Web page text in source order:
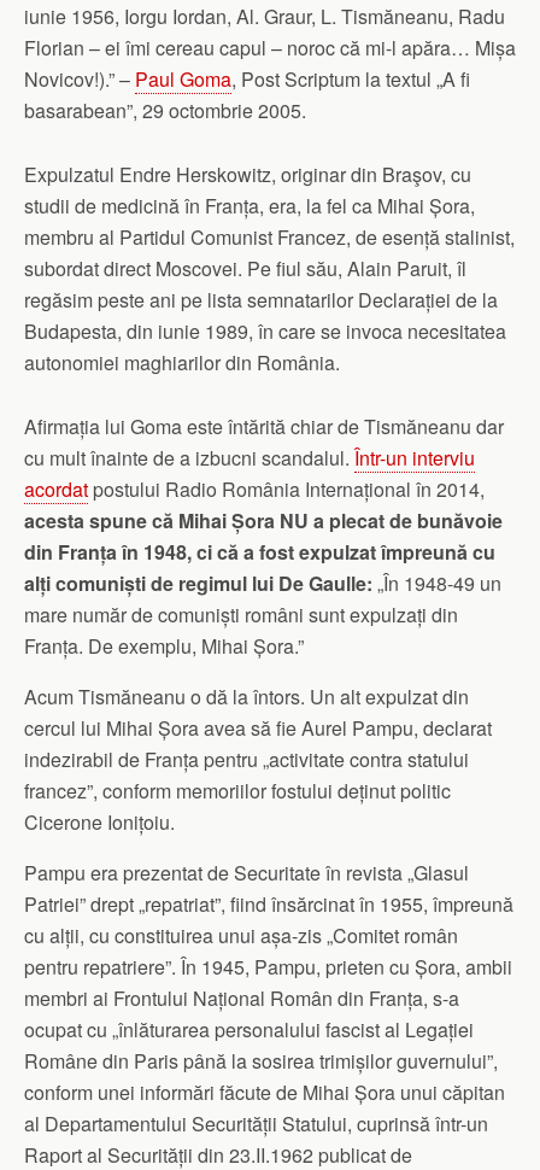
iunie 1956, Iorgu Iordan, Al. Graur, L. Tismăneanu, Radu
Florian – ei îmi cereau capul – noroc că mi-l apăra… Mișa
Novicov!).” – Paul Goma, Post Scriptum la textul „A fi
basarabean”, 29 octombrie 2005.
Expulzatul Endre Herskowitz, originar din Braşov, cu
studii de medicină în Franța, era, la fel ca Mihai Șora,
membru al Partidul Comunist Francez, de esență stalinist,
subordat direct Moscovei. Pe fiul său, Alain Paruit, îl
regăsim peste ani pe lista semnatarilor Declarației de la
Budapesta, din iunie 1989, în care se invoca necesitatea
autonomiei maghiarilor din România.
Afirmația lui Goma este întărită chiar de Tismăneanu dar
cu mult înainte de a izbucni scandalul. Într-un interviu
acordat postului Radio România Internațional în 2014,
acesta spune că Mihai Șora NU a plecat de bunăvoie
din Franța în 1948, ci că a fost expulzat împreună cu
alți comuniști de regimul lui De Gaulle: „În 1948-49 un
mare număr de comuniști români sunt expulzați din
Franța. De exemplu, Mihai Șora.”
Acum Tismăneanu o dă la întors. Un alt expulzat din
cercul lui Mihai Șora avea să fie Aurel Pampu, declarat
indezirabil de Franța pentru „activitate contra statului
francez”, conform memoriilor fostului deținut politic
Cicerone Ionițoiu.
Pampu era prezentat de Securitate în revista „Glasul
Patriei” drept „repatriat”, fiind însărcinat în 1955, împreună
cu alții, cu constituirea unui așa-zis „Comitet român
pentru repatriere”. În 1945, Pampu, prieten cu Șora, ambii
membri ai Frontului Național Român din Franța, s-a
ocupat cu „înlăturarea personalului fascist al Legației
Române din Paris până la sosirea trimișilor guvernului”,
conform unei informări făcute de Mihai Șora unui căpitan
al Departamentului Securității Statului, cuprinsă într-un
Raport al Securității din 23.II.1962 publicat de